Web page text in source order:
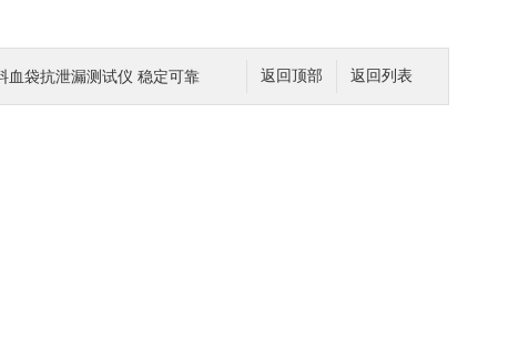
返回列表
返回顶部
血袋抗泄漏测试仪 稳定可靠